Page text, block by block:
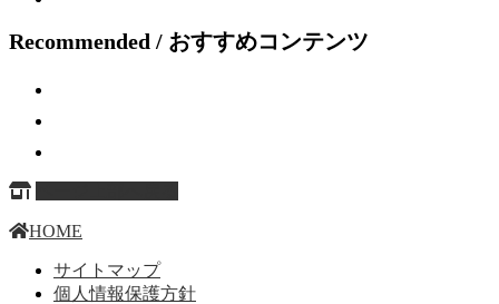
Recommended / おすすめコンテンツ
HOME
サイトマップ
個人情報保護方針